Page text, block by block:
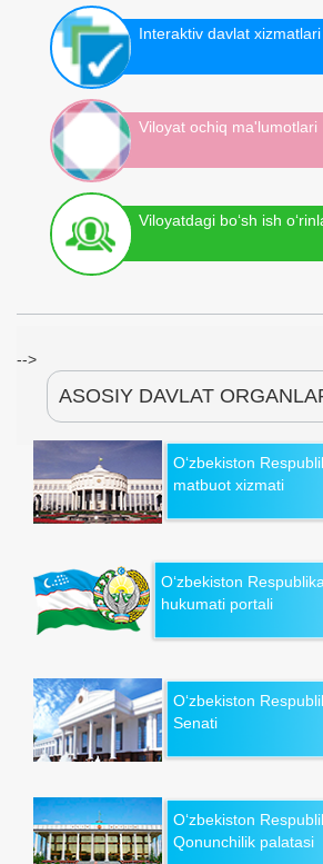
Interaktiv davlat xizmatlari
Viloyat ochiq ma'lumotlari
Viloyatdagi bo‘sh ish
-->
ASOSIY DAVLAT
O‘zbekiston
matbuot xizmati
O‘zbekiston
hukumati portali
O‘zbekiston
Senati
O‘zbekiston
Qonunchilik palatasi